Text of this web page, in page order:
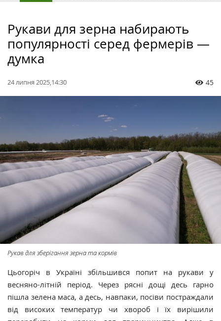
Рукави для зерна набирають
популярності серед фермерів —
думка
24 липня 2025,14:30 45
Рукав для зберігання зерна та кормів
Цьогоріч в Україні збільшився попит на рукави у
весняно-літній період. Через рясні дощі десь гарно
пішла зелена маса, а десь, навпаки, посіви постраждали
від високих температур чи хвороб і їх вирішили